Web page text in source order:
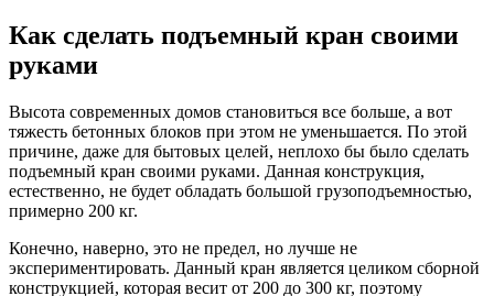
Как сделать подъемный кран своими
руками
Высота современных домов становиться все больше, а вот
тяжесть бетонных блоков при этом не уменьшается. По этой
причине, даже для бытовых целей, неплохо бы было сделать
подъемный кран своими руками. Данная конструкция,
естественно, не будет обладать большой грузоподъемностью,
примерно 200 кг.
Конечно, наверно, это не предел, но лучше не
экспериментировать. Данный кран является целиком сборной
конструкцией, которая весит от 200 до 300 кг, поэтому